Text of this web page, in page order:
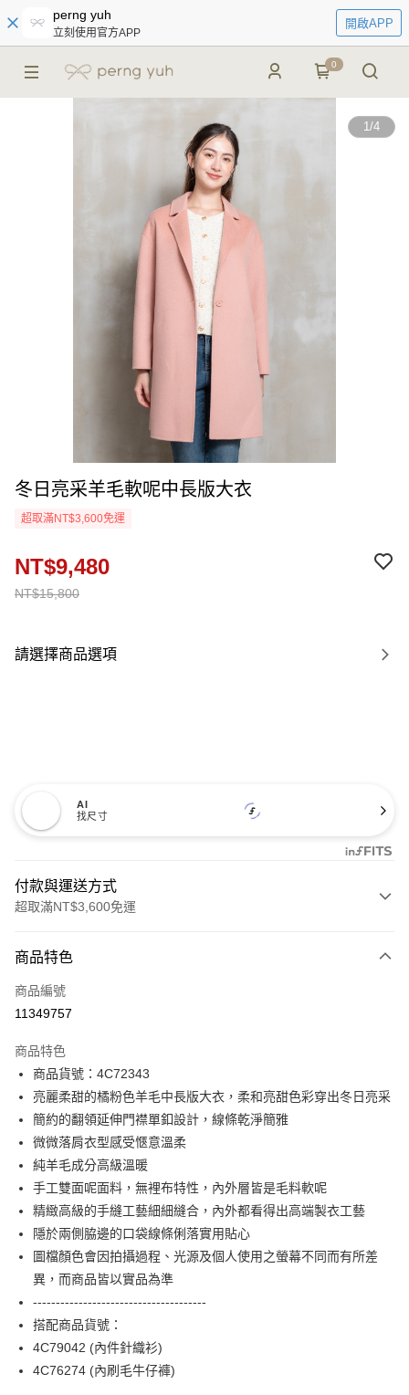
perng yuh
立刻使用官方APP
開啟APP
0
1/4
冬日亮采羊毛軟呢中長版大衣
超取滿NT$3,600免運
NT$15,800
NT$9,480
請選擇商品選項
AI
找尺寸
付款與運送方式
超取滿NT$3,600免運
信用卡一次付款
信用卡分期付款
合作金庫商業銀行
華南商業銀行
上海商業儲蓄銀行
台北富邦商業銀行
國泰世華商業銀行
兆豐國際商業銀行
臺灣中小企業銀行
匯豐（台灣）商業銀行
聯邦商業銀行
元大商業銀行
永豐商業銀行
玉山商業銀行
星展（台灣）商業銀行
台新國際商業銀行
中國信託商業銀行
台灣樂天信用卡公司
LINE Pay
Apple Pay
街口支付
AFTEE先享後付
相關說明
【關於「AFTEE先享後付」】
AFTEE先享後付是「在收到商品之後才付款」的支付方式。 讓您購物簡單
便利好安心！
１．簡單：不需註冊會員、不需綁卡、不需儲值。
２．便利：只要手機號碼，簡訊認證，即可結帳。
【「AFTEE先享後付」結帳流程】
１．於結帳方式選擇「AFTEE先享後付」後，將跳轉至「AFTEE先享後付」
結帳頁面，進行簡訊認證並確認金額後，即可完成結帳。
２．訂單成立數日內，您將收到繳費通知簡訊。
付款後全家FamilyMart取貨
每筆NT$90，滿NT$3,600(含以上)免運費
付款後7-11取貨
每筆NT$90，滿NT$3,600(含以上)免運費
商品特色
商品編號
11349757
商品特色
商品貨號：4C72343
亮麗柔甜的橘粉色羊毛中長版大衣，柔和亮甜色彩穿出冬日亮采
簡約的翻領延伸門襟單釦設計，線條乾淨簡雅
微微落肩衣型感受愜意溫柔
純羊毛成分高級溫暖
手工雙面呢面料，無裡布特性，內外層皆是毛料軟呢
精緻高級的手縫工藝細細縫合，內外都看得出高端製衣工藝
隱於兩側脇邊的口袋線條俐落實用貼心
圖檔顏色會因拍攝過程、光源及個人使用之螢幕不同而有所差
異，而商品皆以實品為準
--------------------------------------
搭配商品貨號：
4C79042 (內件針織衫)
4C76274 (內刷毛牛仔褲)